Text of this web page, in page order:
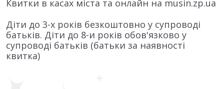
Квитки в касах міста та онлайн на musin.zp.ua
Діти до 3-х років безкоштовно у супроводі
батьків. Діти до 8-и років обов'язково у
супроводі батьків (батьки за наявності
квитка)